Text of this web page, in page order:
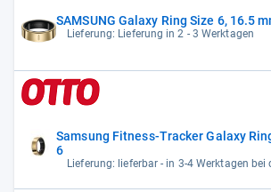
SAMSUNG Galaxy Ring Size 6, 16.5
Lieferung: Lieferung in 2 - 3 Werktagen
Samsung Fitness-Tracker Galaxy
6
Lieferung: lieferbar - in 3-4 Werktagen bei